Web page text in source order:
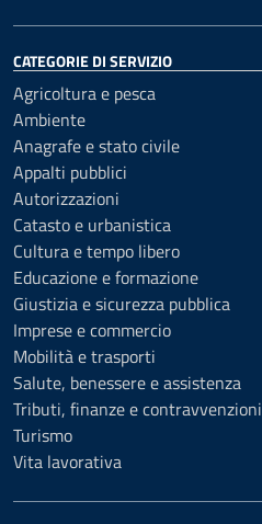
CATEGORIE DI SERVIZIO
Agricoltura e pesca
Ambiente
Anagrafe e stato civile
Appalti pubblici
Autorizzazioni
Catasto e urbanistica
Cultura e tempo libero
Educazione e formazione
Giustizia e sicurezza pubblica
Imprese e commercio
Mobilità e trasporti
Salute, benessere e assistenza
Tributi, finanze e contravvenzioni
Turismo
Vita lavorativa